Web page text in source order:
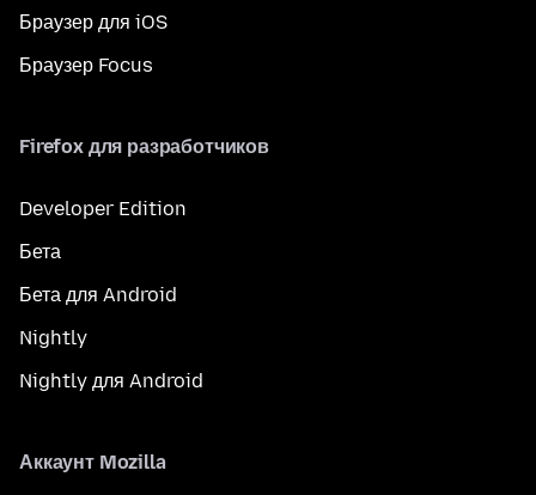
Браузер для iOS
Браузер Focus
Firefox для разработчиков
Developer Edition
Бета
Бета для Android
Nightly
Nightly для Android
Аккаунт Mozilla